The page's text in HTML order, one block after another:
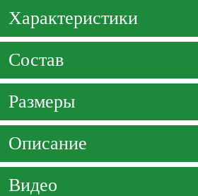
Характеристики
Состав
Размеры
Описание
Видео